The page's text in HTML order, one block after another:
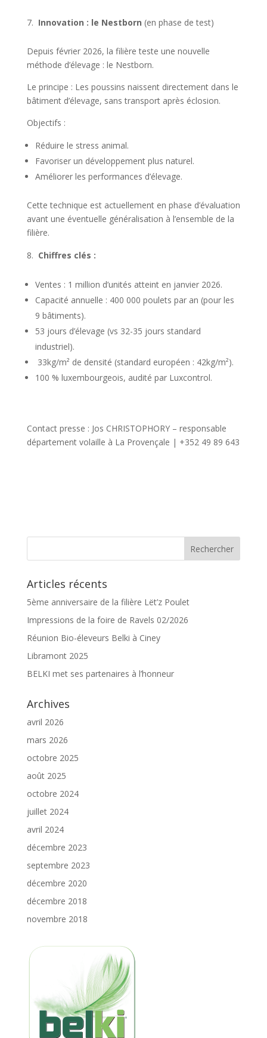
Innovation : le Nestborn (en phase de test)
Depuis février 2026, la filière teste une nouvelle
méthode d’élevage : le Nestborn.
Le principe : Les poussins naissent directement dans le
bâtiment d’élevage, sans transport après éclosion.
Objectifs :
Réduire le stress animal.
Favoriser un développement plus naturel.
Améliorer les performances d’élevage.
Cette technique est actuellement en phase d’évaluation
avant une éventuelle généralisation à l’ensemble de la
filière.
Chiffres clés :
Ventes : 1 million d’unités atteint en janvier 2026.
Capacité annuelle : 400 000 poulets par an (pour les
9 bâtiments).
53 jours d’élevage (vs 32-35 jours standard
industriel).
33kg/m² de densité (standard européen : 42kg/m²).
100 % luxembourgeois, audité par Luxcontrol.
Contact presse : Jos CHRISTOPHORY – responsable
département volaille à La Provençale | +352 49 89 643
Articles récents
5ème anniversaire de la filière Lët’z Poulet
Impressions de la foire de Ravels 02/2026
Réunion Bio-éleveurs Belki à Ciney
Libramont 2025
BELKI met ses partenaires à l’honneur
Archives
avril 2026
mars 2026
octobre 2025
août 2025
octobre 2024
juillet 2024
avril 2024
décembre 2023
septembre 2023
décembre 2020
décembre 2018
novembre 2018